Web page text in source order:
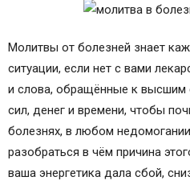
Молитвы от болезней знает
ситуации, если нет с вами
и слова, обращённые к высшим
сил, денег и времени, чтобы
болезнях, в любом
разобраться в чём причина
ваша энергетика дала сбой,